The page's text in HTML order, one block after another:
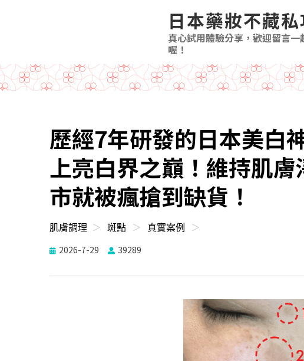
日本藥妝不藏
真心試用體驗分享，歡迎留言一
喔！
歷經7年研發的日本美白
上亮白界之巔！維持肌
市就被瘋搶到缺貨！
肌膚調理 ＞ 斑點 ＞ 真實案例 ＞
Posted
2026-7-29
Posted
39289